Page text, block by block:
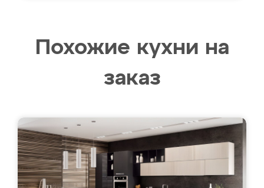
Похожие кухни на
заказ